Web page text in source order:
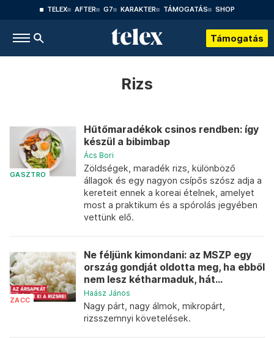
TELEX AFTER G7 KARAKTER TÁMOGATÁS SHOP
Támogatás
Rizs
GASZTRO
Hűtőmaradékok csinos rendben: így
készül a bibimbap
Ács Bori
Zöldségek, maradék rizs, különböző
állagok és egy nagyon csípős szósz adja a
kereteit ennek a koreai ételnek, amelyet
most a praktikum és a spórolás jegyében
vettünk elő.
ZACC
Ne féljünk kimondani: az MSZP egy
ország gondját oldotta meg, ha ebből
nem lesz kétharmaduk, hát...
Haász János
Nagy párt, nagy álmok, mikropárt,
rizsszemnyi követelések.